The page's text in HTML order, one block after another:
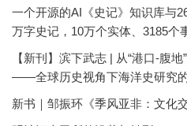
一个开源的AI《史记》知识库与
万字史记，10万个实体、3185个
【新刊】滨下武志 | 从“港口-腹
——全球历史视角下海洋史研究
新书｜邹振环《季风亚非：文化